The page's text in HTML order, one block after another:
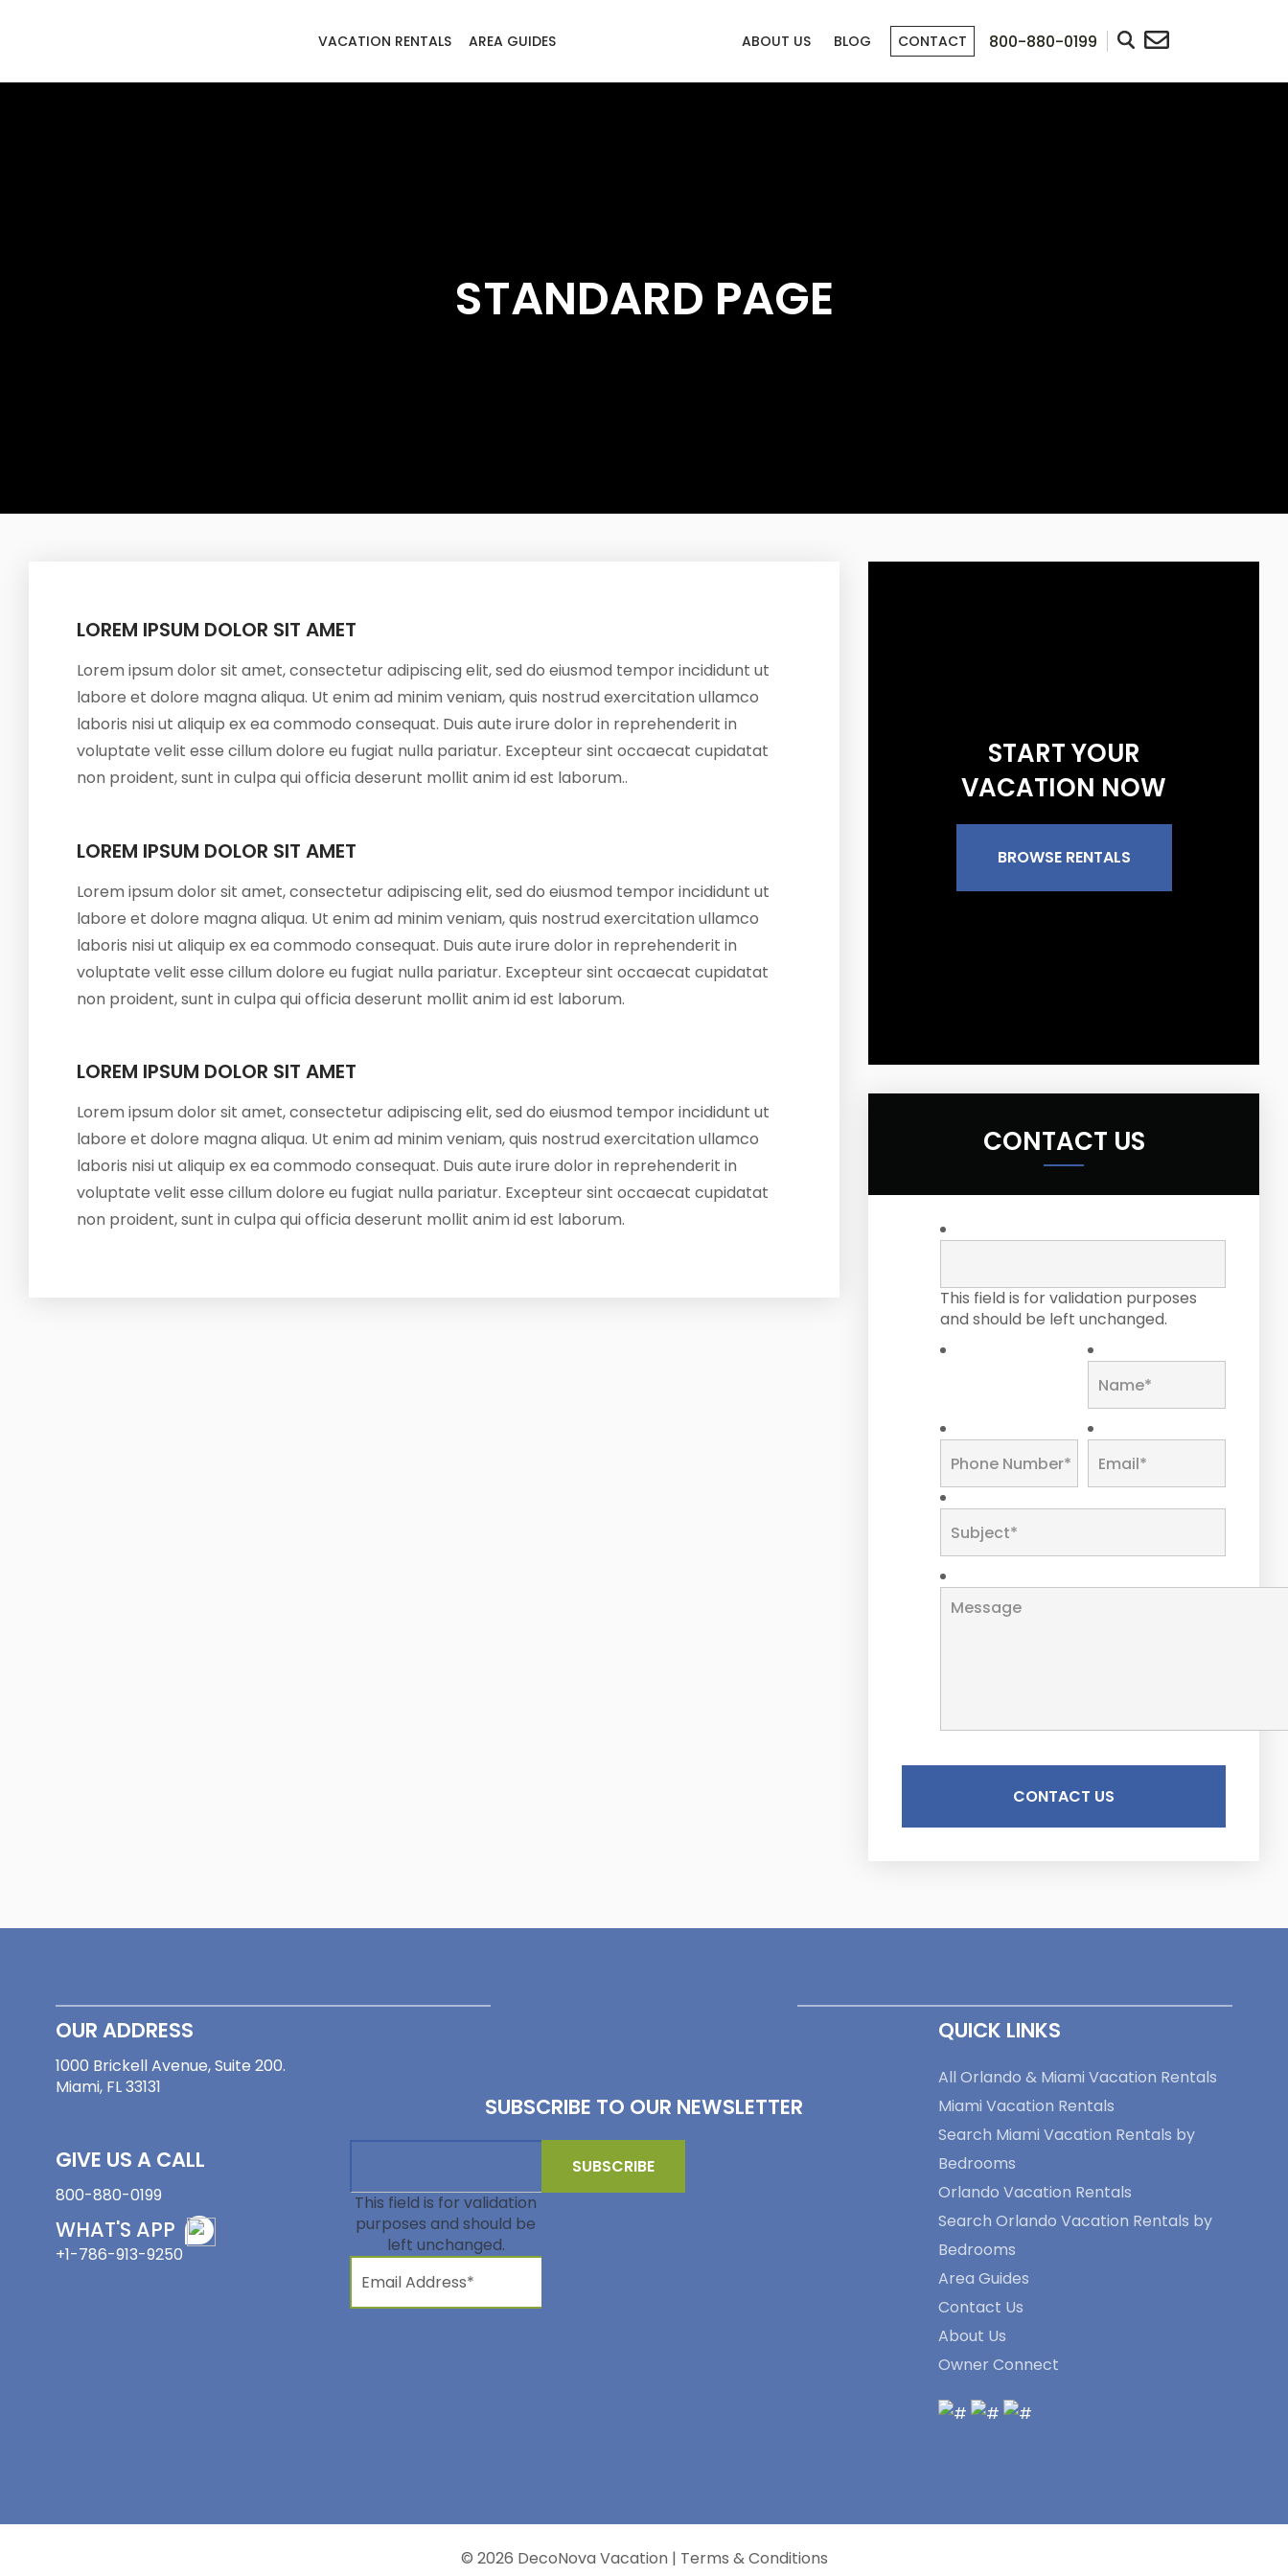
VACATION RENTALS AREA GUIDES ABOUT US BLOG CONTACT 800-880-0199
STANDARD PAGE
LOREM IPSUM DOLOR SIT AMET
Lorem ipsum dolor sit amet, consectetur adipiscing elit, sed do eiusmod tempor incididunt ut
labore et dolore magna aliqua. Ut enim ad minim veniam, quis nostrud exercitation ullamco
laboris nisi ut aliquip ex ea commodo consequat. Duis aute irure dolor in reprehenderit in
voluptate velit esse cillum dolore eu fugiat nulla pariatur. Excepteur sint occaecat cupidatat
non proident, sunt in culpa qui officia deserunt mollit anim id est laborum..
LOREM IPSUM DOLOR SIT AMET
Lorem ipsum dolor sit amet, consectetur adipiscing elit, sed do eiusmod tempor incididunt ut
labore et dolore magna aliqua. Ut enim ad minim veniam, quis nostrud exercitation ullamco
laboris nisi ut aliquip ex ea commodo consequat. Duis aute irure dolor in reprehenderit in
voluptate velit esse cillum dolore eu fugiat nulla pariatur. Excepteur sint occaecat cupidatat
non proident, sunt in culpa qui officia deserunt mollit anim id est laborum.
LOREM IPSUM DOLOR SIT AMET
Lorem ipsum dolor sit amet, consectetur adipiscing elit, sed do eiusmod tempor incididunt ut
labore et dolore magna aliqua. Ut enim ad minim veniam, quis nostrud exercitation ullamco
laboris nisi ut aliquip ex ea commodo consequat. Duis aute irure dolor in reprehenderit in
voluptate velit esse cillum dolore eu fugiat nulla pariatur. Excepteur sint occaecat cupidatat
non proident, sunt in culpa qui officia deserunt mollit anim id est laborum.
START YOUR
VACATION NOW
BROWSE RENTALS
CONTACT US
This field is for validation purposes
and should be left unchanged.
OUR ADDRESS
1000 Brickell Avenue, Suite 200.
Miami, FL 33131
GIVE US A CALL
800-880-0199
WHAT'S APP
+1-786-913-9250
SUBSCRIBE TO OUR NEWSLETTER
This field is for validation
purposes and should be
left unchanged.
QUICK LINKS
All Orlando & Miami Vacation Rentals
Miami Vacation Rentals
Search Miami Vacation Rentals by
Bedrooms
Orlando Vacation Rentals
Search Orlando Vacation Rentals by
Bedrooms
Area Guides
Contact Us
About Us
Owner Connect
© 2026 DecoNova Vacation | Terms & Conditions